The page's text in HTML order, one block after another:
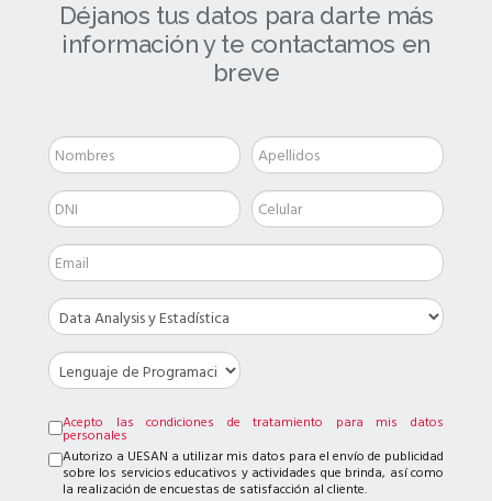
Déjanos tus datos para darte más
información y te contactamos en
breve
Acepto las condiciones de tratamiento para mis datos
personales
Autorizo a UESAN a utilizar mis datos para el envío de publicidad
sobre los servicios educativos y actividades que brinda, así como
la realización de encuestas de satisfacción al cliente.